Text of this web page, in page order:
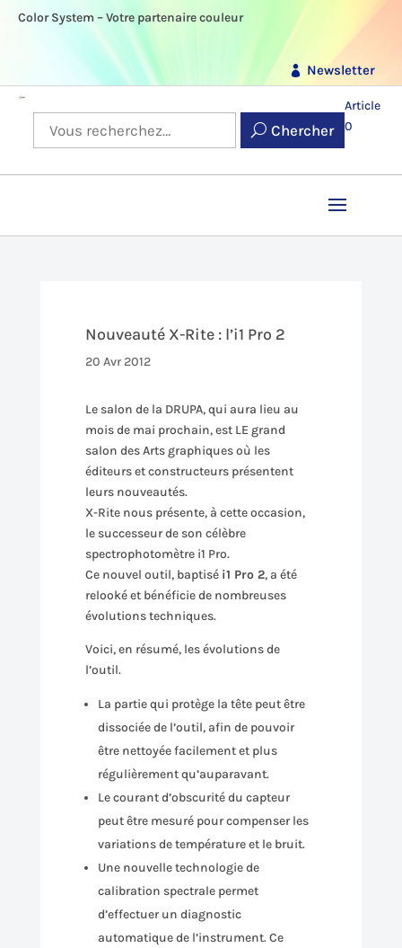
Color System – Votre partenaire couleur
Newsletter
Chercher
Article
0
Nouveauté X-Rite : l’i1 Pro 2
20 Avr 2012
Le salon de la DRUPA, qui aura lieu au
mois de mai prochain, est LE grand
salon des Arts graphiques où les
éditeurs et constructeurs présentent
leurs nouveautés.
X-Rite nous présente, à cette occasion,
le successeur de son célèbre
spectrophotomètre i1 Pro.
Ce nouvel outil, baptisé i1 Pro 2, a été
relooké et bénéficie de nombreuses
évolutions techniques.
Voici, en résumé, les évolutions de
l’outil.
La partie qui protège la tête peut être
dissociée de l’outil, afin de pouvoir
être nettoyée facilement et plus
régulièrement qu’auparavant.
Le courant d’obscurité du capteur
peut être mesuré pour compenser les
variations de température et le bruit.
Une nouvelle technologie de
calibration spectrale permet
d’effectuer un diagnostic
automatique de l’instrument. Ce